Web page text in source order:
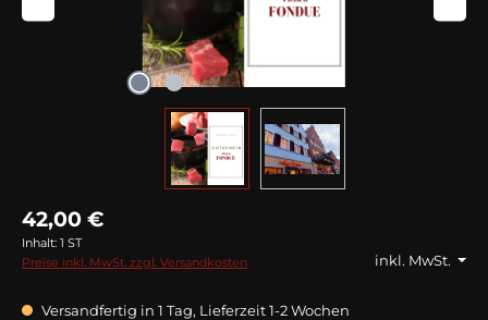
42,00 €
Inhalt: 1 ST
inkl. MwSt.
Preise inkl. MwSt. zzgl. Versandkosten
Versandfertig in 1 Tag, Lieferzeit 1-2 Wochen